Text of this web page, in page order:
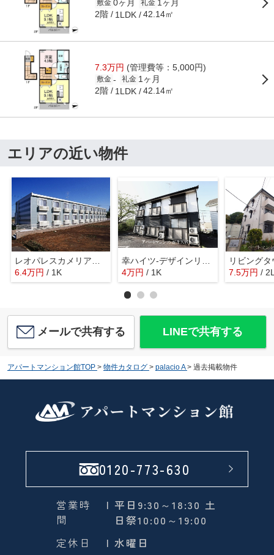
敷金 0ヶ月 礼金 1ヶ月
2階 1LDK 42.14㎡
7.3万円 (管理費等：5,000円)
敷金 - 礼金 1ヶ月
2階 1LDK 42.14㎡
エリアの近い物件
6.4万円 / 1K
4万円 / 1K 7.5万円 /
メールで共有する LINEで共有する
アパートマンション館TOP > 物件カタログ > palacio A > 過去掲載物件
0120-773-630
営業時
間
| 平日9:30～18:30 土
日祭10:00～19:00
定休日
| 水曜日